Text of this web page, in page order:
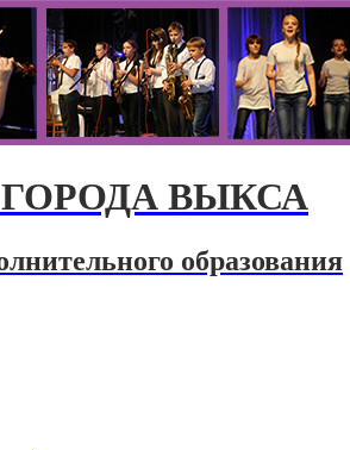
ВЫКСА
образования